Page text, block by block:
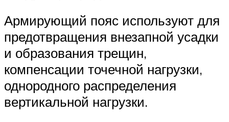
Армирующий пояс используют для
предотвращения внезапной усадки
и образования трещин,
компенсации точечной нагрузки,
однородного распределения
вертикальной нагрузки.